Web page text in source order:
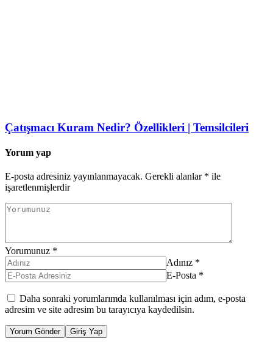
Çatışmacı Kuram Nedir? Özellikleri | Temsilcileri
Yorum yap
E-posta adresiniz yayınlanmayacak. Gerekli alanlar * ile
işaretlenmişlerdir
Yorumunuz *
Adınız *
E-Posta *
Daha sonraki yorumlarımda kullanılması için adım, e-posta
adresim ve site adresim bu tarayıcıya kaydedilsin.
Yorum Gönder Giriş Yap